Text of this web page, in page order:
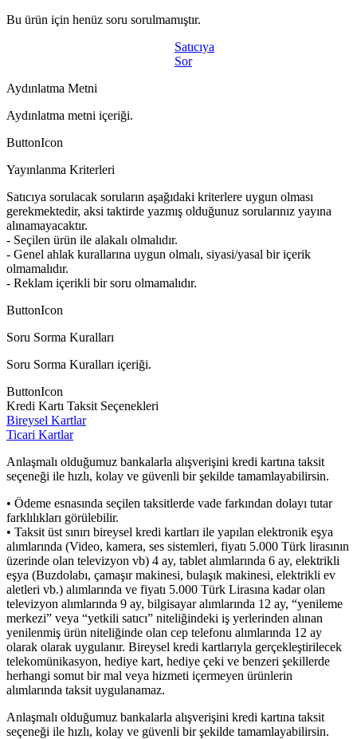
Bu ürün için henüz soru sorulmamıştır.
Satıcıya
Sor
Aydınlatma Metni
Aydınlatma metni içeriği.
ButtonIcon
Yayınlanma Kriterleri
Satıcıya sorulacak soruların aşağıdaki kriterlere uygun olması
gerekmektedir, aksi taktirde yazmış olduğunuz sorularınız yayına
alınamayacaktır.
- Seçilen ürün ile alakalı olmalıdır.
- Genel ahlak kurallarına uygun olmalı, siyasi/yasal bir içerik
olmamalıdır.
- Reklam içerikli bir soru olmamalıdır.
ButtonIcon
Soru Sorma Kuralları
Soru Sorma Kuralları içeriği.
ButtonIcon
Kredi Kartı Taksit Seçenekleri
Bireysel Kartlar
Ticari Kartlar
Anlaşmalı olduğumuz bankalarla alışverişini kredi kartına taksit
seçeneği ile hızlı, kolay ve güvenli bir şekilde tamamlayabilirsin.
• Ödeme esnasında seçilen taksitlerde vade farkından dolayı tutar
farklılıkları görülebilir.
• Taksit üst sınırı bireysel kredi kartları ile yapılan elektronik eşya
alımlarında (Video, kamera, ses sistemleri, fiyatı 5.000 Türk lirasının
üzerinde olan televizyon vb) 4 ay, tablet alımlarında 6 ay, elektrikli
eşya (Buzdolabı, çamaşır makinesi, bulaşık makinesi, elektrikli ev
aletleri vb.) alımlarında ve fiyatı 5.000 Türk Lirasına kadar olan
televizyon alımlarında 9 ay, bilgisayar alımlarında 12 ay, “yenileme
merkezi” veya “yetkili satıcı” niteliğindeki iş yerlerinden alınan
yenilenmiş ürün niteliğinde olan cep telefonu alımlarında 12 ay
olarak olarak uygulanır. Bireysel kredi kartlarıyla gerçekleştirilecek
telekomünikasyon, hediye kart, hediye çeki ve benzeri şekillerde
herhangi somut bir mal veya hizmeti içermeyen ürünlerin
alımlarında taksit uygulanamaz.
Anlaşmalı olduğumuz bankalarla alışverişini kredi kartına taksit
seçeneği ile hızlı, kolay ve güvenli bir şekilde tamamlayabilirsin.